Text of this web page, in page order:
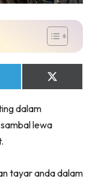
Share
on
dalam
lewa
tayar anda dalam